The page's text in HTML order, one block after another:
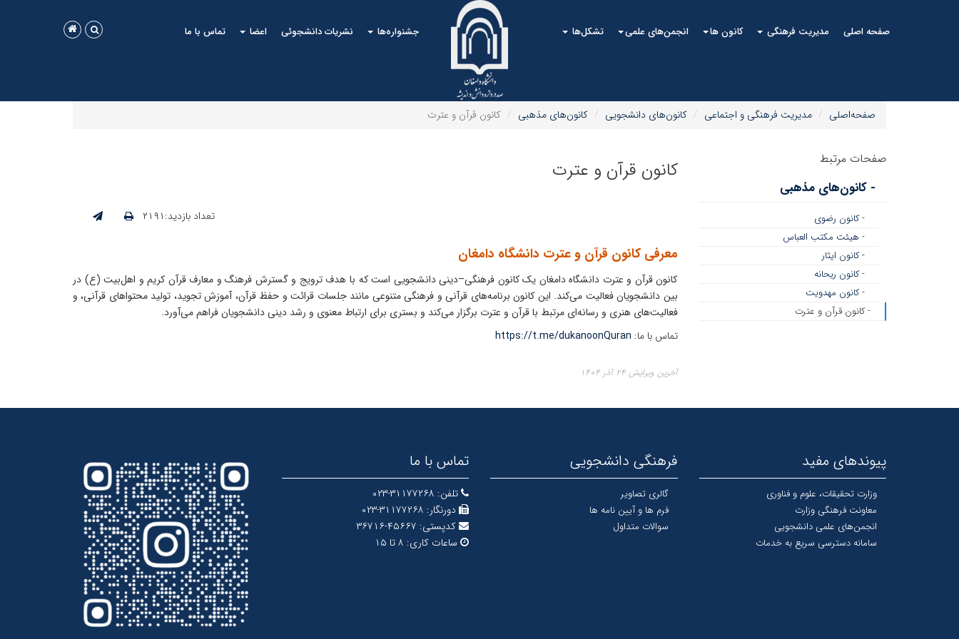
صفحه اصلی مدیریت فرهنگی کانون ها انجمن‌های علمی تشکل‌ها جشنواره‌ها نشریات دانشجوئی اعضا تماس با ما
صفحه‌اصلی مدیریت فرهنگی و اجتماعی کانون‌های دانشجویی کانون‌های مذهبی کانون قرآن و عترت
کانون قرآن و عترت
تعداد بازدید:۲۱۹۱
معرفی کانون قرآن و عترت دانشگاه دامغان
کانون قرآن و عترت دانشگاه دامغان یک کانون فرهنگی–دینی دانشجویی است که با هدف ترویج و گسترش فرهنگ و معارف قرآن کریم و اهل‌بیت (ع) در
بین دانشجویان فعالیت می‌کند. این کانون برنامه‌های قرآنی و فرهنگی متنوعی مانند جلسات قرائت و حفظ قرآن، آموزش تجوید، تولید محتواهای قرآنی، و
فعالیت‌های هنری و رسانه‌ای مرتبط با قرآن و عترت برگزار می‌کند و بستری برای ارتباط معنوی و رشد دینی دانشجویان فراهم می‌آورد.
تماس با ما: https://t.me/dukanoonQuran
آخرین ویرایش ۲۴ آذر ۱۴۰۴
صفحات مرتبط
- کانون‌های مذهبی
- کانون رضوی
- هیئت مکتب العباس
- کانون ایثار
- کانون ریحانه
- کانون مهدویت
- کانون قرآن و عترت
پیوندهای مفید
وزارت تحقیقات، علوم و فناوری
معاونت فرهنگی وزارت
انجمن‌های علمی دانشجویی
سامانه دسترسی سریع به خدمات
فرهنگی دانشجویی
گالری تصاویر
فرم ها و آیین نامه ها
سوالات متداول
تماس با ما
تلفن: ۳۱۱۷۷۲۶۸-۰۲۳
دورنگار: ۳۱۱۷۷۲۶۸-۰۲۳
کدپستی: ۴۵۶۶۷-۳۶۷۱۶
ساعات کاری: ۸ تا ۱۵